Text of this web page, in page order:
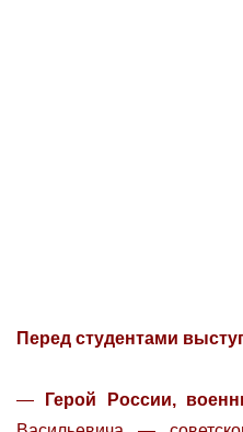
Перед студентами
—
Герой России,